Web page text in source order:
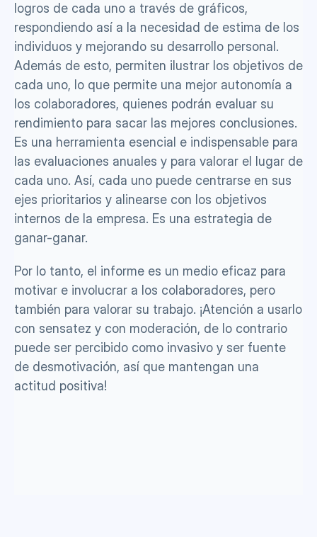
logros de cada uno a través de gráficos,
respondiendo así a la necesidad de estima de los
individuos y mejorando su desarrollo personal.
Además de esto, permiten ilustrar los objetivos de
cada uno, lo que permite una mejor autonomía a
los colaboradores, quienes podrán evaluar su
rendimiento para sacar las mejores conclusiones.
Es una herramienta esencial e indispensable para
las evaluaciones anuales y para valorar el lugar de
cada uno. Así, cada uno puede centrarse en sus
ejes prioritarios y alinearse con los objetivos
internos de la empresa. Es una estrategia de
ganar-ganar.
Por lo tanto, el informe es un medio eficaz para
motivar e involucrar a los colaboradores, pero
también para valorar su trabajo. ¡Atención a usarlo
con sensatez y con moderación, de lo contrario
puede ser percibido como invasivo y ser fuente
de desmotivación, así que mantengan una
actitud positiva!